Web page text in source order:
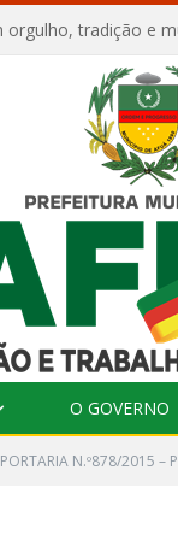
O GOVERNO
PORTARIA N.º878/2015